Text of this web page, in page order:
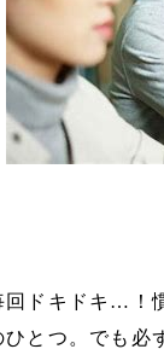
回ドキドキ…！
ひとつ。でも必